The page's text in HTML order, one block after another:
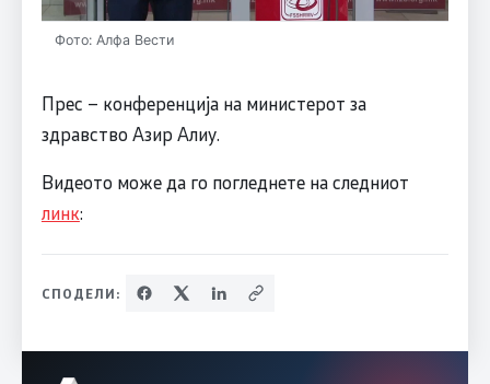
Фото: Алфа Вести
Прес – конференција на министерот за
здравство Азир Алиу.
Видеото може да го погледнете на следниот
линк:
СПОДЕЛИ: